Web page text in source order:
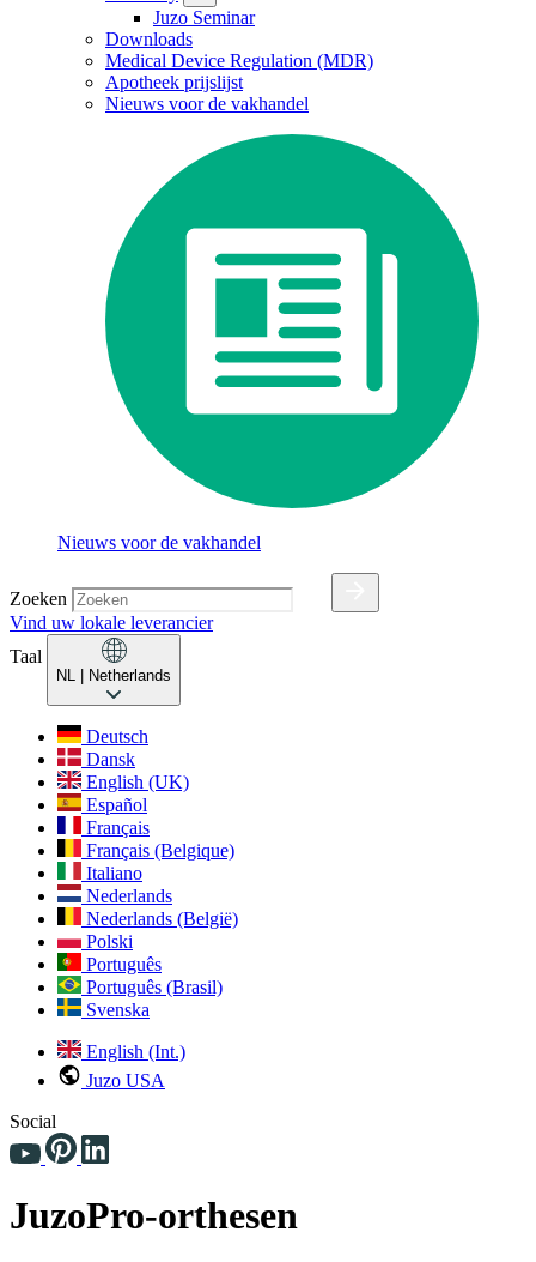
Juzo Seminar
Downloads
Medical Device Regulation (MDR)
Apotheek prijslijst
Nieuws voor de vakhandel
Nieuws voor de vakhandel
Zoeken
Vind uw lokale leverancier
Taal
NL | Netherlands
Deutsch
Dansk
English (UK)
Español
Français
Français (Belgique)
Italiano
Nederlands
Nederlands (België)
Polski
Português
Português (Brasil)
Svenska
English (Int.)
Juzo USA
Social
JuzoPro-orthesen